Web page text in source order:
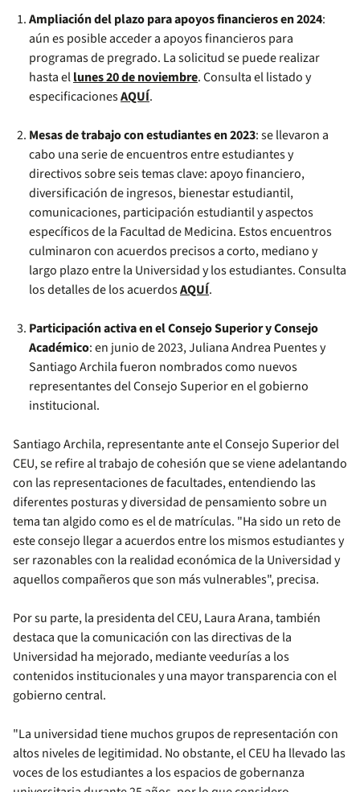
Ampliación del plazo para apoyos financieros en 2024:
aún es posible acceder a apoyos financieros para
programas de pregrado. La solicitud se puede realizar
hasta ellunes 20 de noviembre. Consulta el listado y
especificacionesAQUÍ.
Mesas de trabajo con estudiantes en 2023: se llevaron a
cabo una serie de encuentros entre estudiantes y
directivos sobre seis temas clave: apoyo financiero,
diversificación de ingresos, bienestar estudiantil,
comunicaciones, participación estudiantil y aspectos
específicos de la Facultad de Medicina. Estos encuentros
culminaron con acuerdos precisos a corto, mediano y
largo plazo entre la Universidad y los estudiantes. Consulta
los detalles de los acuerdosAQUÍ.
Participación activa en el Consejo Superior y Consejo
Académico: en junio de 2023, Juliana Andrea Puentes y
Santiago Archila fueron nombrados como nuevos
representantes del Consejo Superior en el gobierno
institucional.
Santiago Archila, representante ante el Consejo Superior del
CEU, se refire al trabajo de cohesión que se viene adelantando
con las representaciones de facultades, entendiendo las
diferentes posturas y diversidad de pensamiento sobre un
tema tan algido como es el de matrículas. "Ha sido un reto de
este consejo llegar a acuerdos entre los mismos estudiantes y
ser razonables con la realidad económica de la Universidad y
aquellos compañeros que son más vulnerables", precisa.
Por su parte, la presidenta del CEU, Laura Arana, también
destaca que la comunicación con las directivas de la
Universidad ha mejorado, mediante veedurías a los
contenidos institucionales y una mayor transparencia con el
gobierno central.
"La universidad tiene muchos grupos de representación con
altos niveles de legitimidad. No obstante, el CEU ha llevado las
voces de los estudiantes a los espacios de gobernanza